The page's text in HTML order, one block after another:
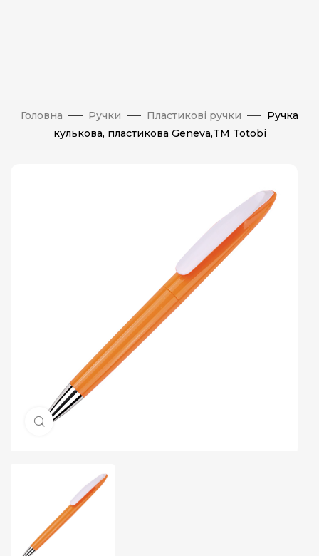
Головна Ручки Пластикові ручки
Ручка
кулькова, пластикова Geneva,TM Totobi
Натисніть, щоб збільшити